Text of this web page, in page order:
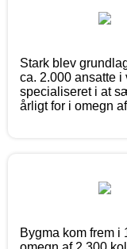
Stark blev
ca. 2.000 ansatte
specialiseret i at
årligt for i omegn
Bygma kom frem i